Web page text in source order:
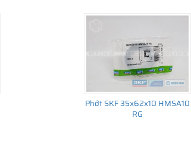
Phớt SKF 35x62x10 HMSA10
RG